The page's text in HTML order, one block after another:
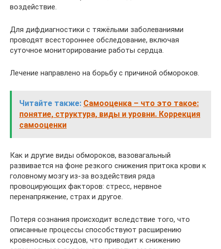
воздействие.
Для дифдиагностики с тяжёлыми заболеваниями
проводят всестороннее обследование, включая
суточное мониторирование работы сердца.
Лечение направлено на борьбу с причиной обмороков.
Читайте также: Самооценка – что это такое:
понятие, структура, виды и уровни. Коррекция
самооценки
Как и другие виды обмороков, вазовагальный
развивается на фоне резкого снижения притока крови к
головному мозгу из-за воздействия ряда
провоцирующих факторов: стресс, нервное
перенапряжение, страх и другое.
Потеря сознания происходит вследствие того, что
описанные процессы способствуют расширению
кровеносных сосудов, что приводит к снижению